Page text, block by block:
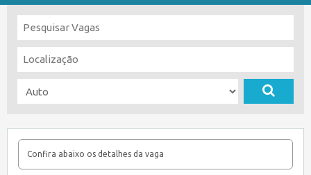
Confira abaixo os detalhes da vaga